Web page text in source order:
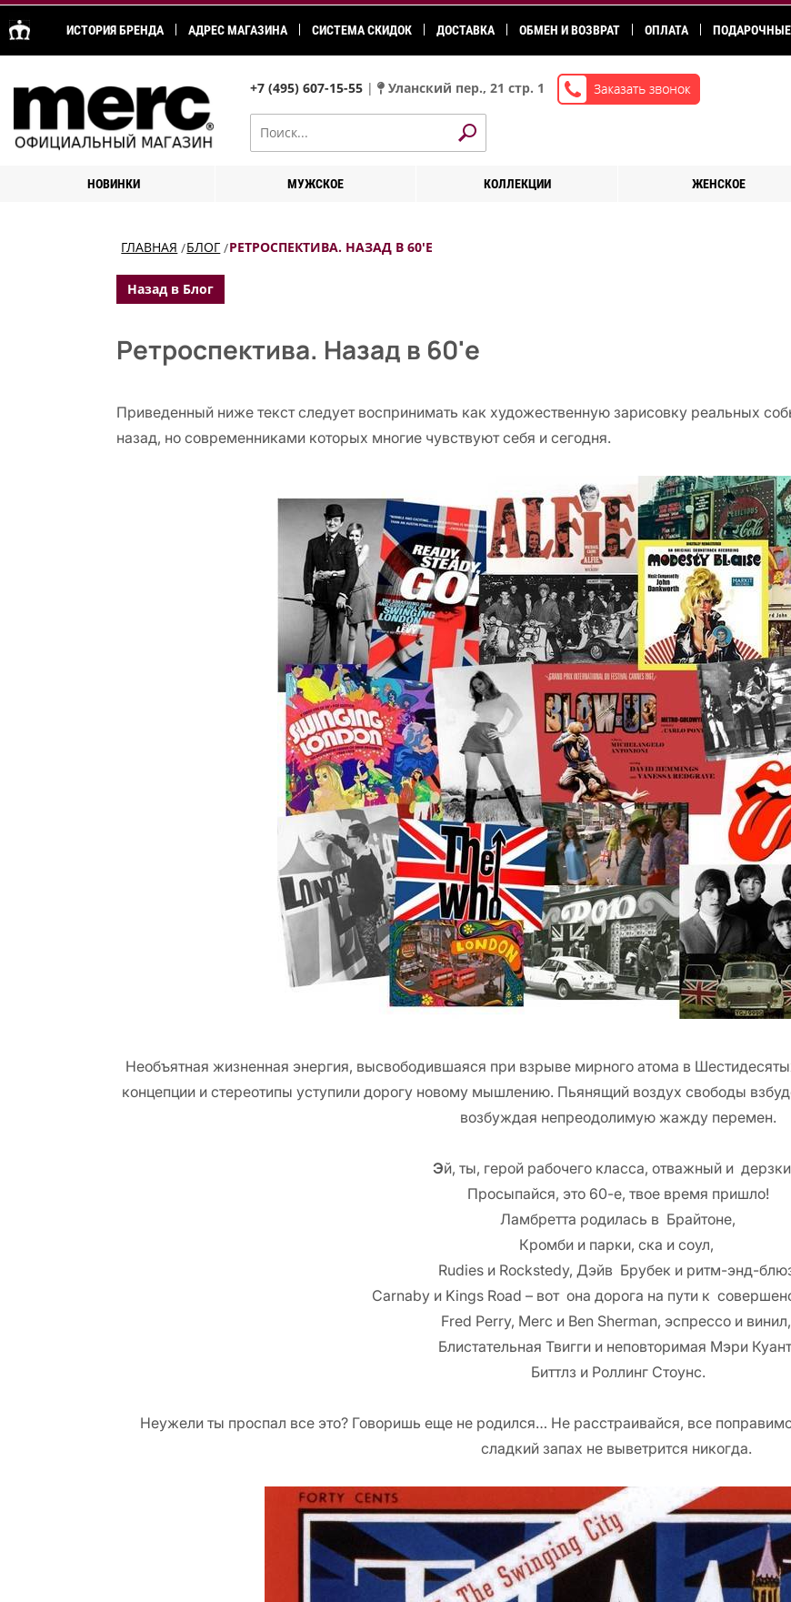
ИСТОРИЯ БРЕНДА АДРЕС МАГАЗИНА СИСТЕМА СКИДОК ДОСТАВКА ОБМЕН И ВОЗВРАТ ОПЛАТА
+7 (495) 607-15-55 | Уланский пер., 21 стр. 1
НОВИНКИ МУЖСКОЕ КОЛЛЕКЦИИ ЖЕНСКОЕ
ГЛАВНАЯ БЛОГ РЕТРОСПЕКТИВА. НАЗАД В 60'Е
Ретроспектива. Назад в 60'е
Назад в Блог
Приведенный ниже текст следует воспринимать как художественную зарисовку реальных
назад, но современниками которых многие чувствуют себя и сегодня.
Необъятная жизненная энергия, высвободившаяся при взрыве мирного атома в
концепции и стереотипы уступили дорогу новому мышлению. Пьянящий воздух свободы
возбуждая непреодолимую жажду перемен.
Эй, ты, герой рабочего класса, отважный и
Просыпайся, это 60-е, твое время пришло!
Ламбретта родилась в Брайтоне,
Кромби и парки, ска и соул,
Rudies и Rockstedy, Дэйв Брубек и ритм-энд-
Carnaby и Kings Road – вот она дорога на пути к
Fred Perry, Merc и Ben Sherman, эспрессо и винил,
Блистательная Твигги и неповторимая Мэри
Биттлз и Роллинг Стоунс.
Неужели ты проспал все это? Говоришь еще не родился… Не расстраивайся, все
сладкий запах не выветрится никогда.